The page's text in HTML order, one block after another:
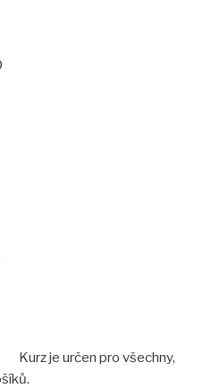
Kurz je určen pro všechny,